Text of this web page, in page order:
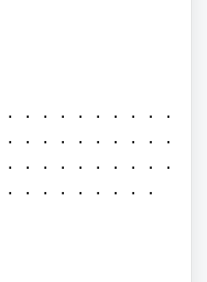
. . . . . . . . . . . .
. . . . . . . . . .
. . . . . . . . . .
. . . . . . . . .